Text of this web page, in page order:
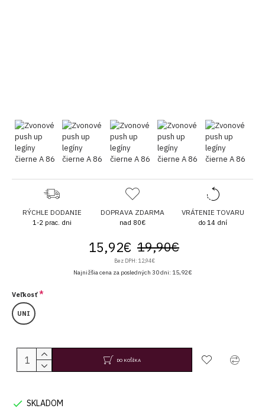
RÝCHLE DODANIE
1-2 prac. dni
DOPRAVA ZDARMA
nad 80€
VRÁTENIE TOVARU
do 14 dní
SKLADOM
19,90€
15,92€
Bez DPH: 12,94€
Najnižšia cena za posledných 30 dni: 15,92€
Veľkosť
UNI
DO KOŠÍKA